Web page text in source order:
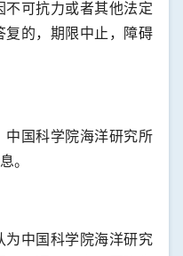
不可抗力或者其他法定
复的，期限中止，障碍
科学院海洋研究所
。
中国科学院海洋研究